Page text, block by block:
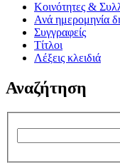
Κοινότητες &
Ανά ημερομηνία
Συγγραφείς
Τίτλοι
Λέξεις κλειδιά
Αναζήτηση